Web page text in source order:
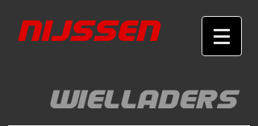
NIJSSEN
WIELLADERS